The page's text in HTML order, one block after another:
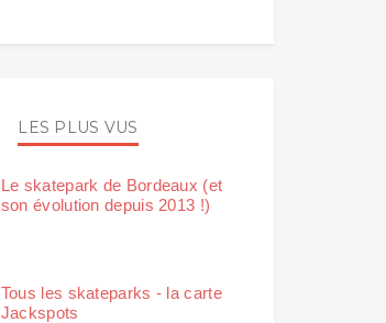
LES PLUS VUS
Le skatepark de Bordeaux (et
son évolution depuis 2013 !)
Tous les skateparks - la carte
Jackspots